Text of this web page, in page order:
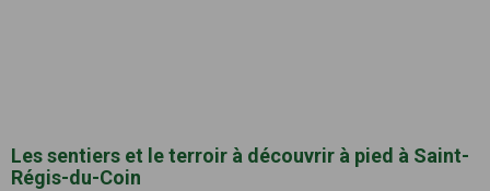
Les sentiers et le terroir à découvrir à pied à Saint-
Régis-du-Coin